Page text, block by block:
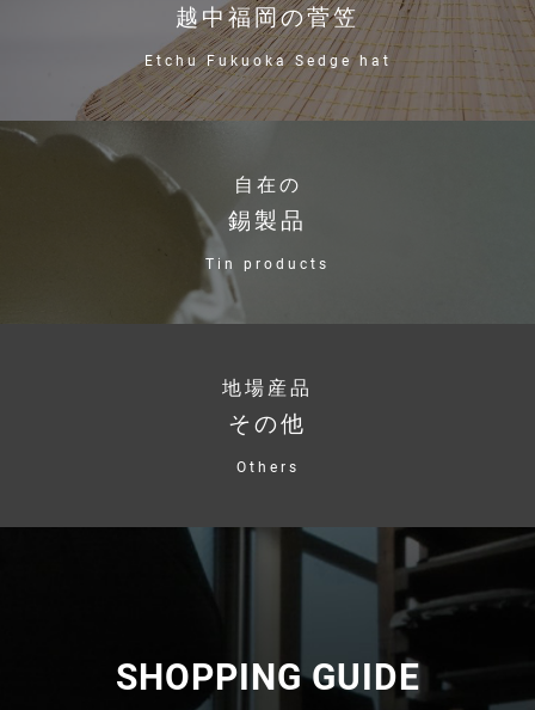
越中福岡の菅笠
Etchu Fukuoka Sedge hat
自在の
錫製品
Tin products
地場産品
その他
Others
SHOPPING GUIDE